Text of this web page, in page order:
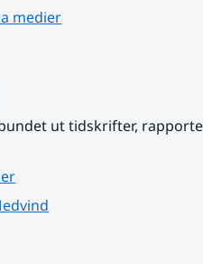
medier
ut tidskrifter,